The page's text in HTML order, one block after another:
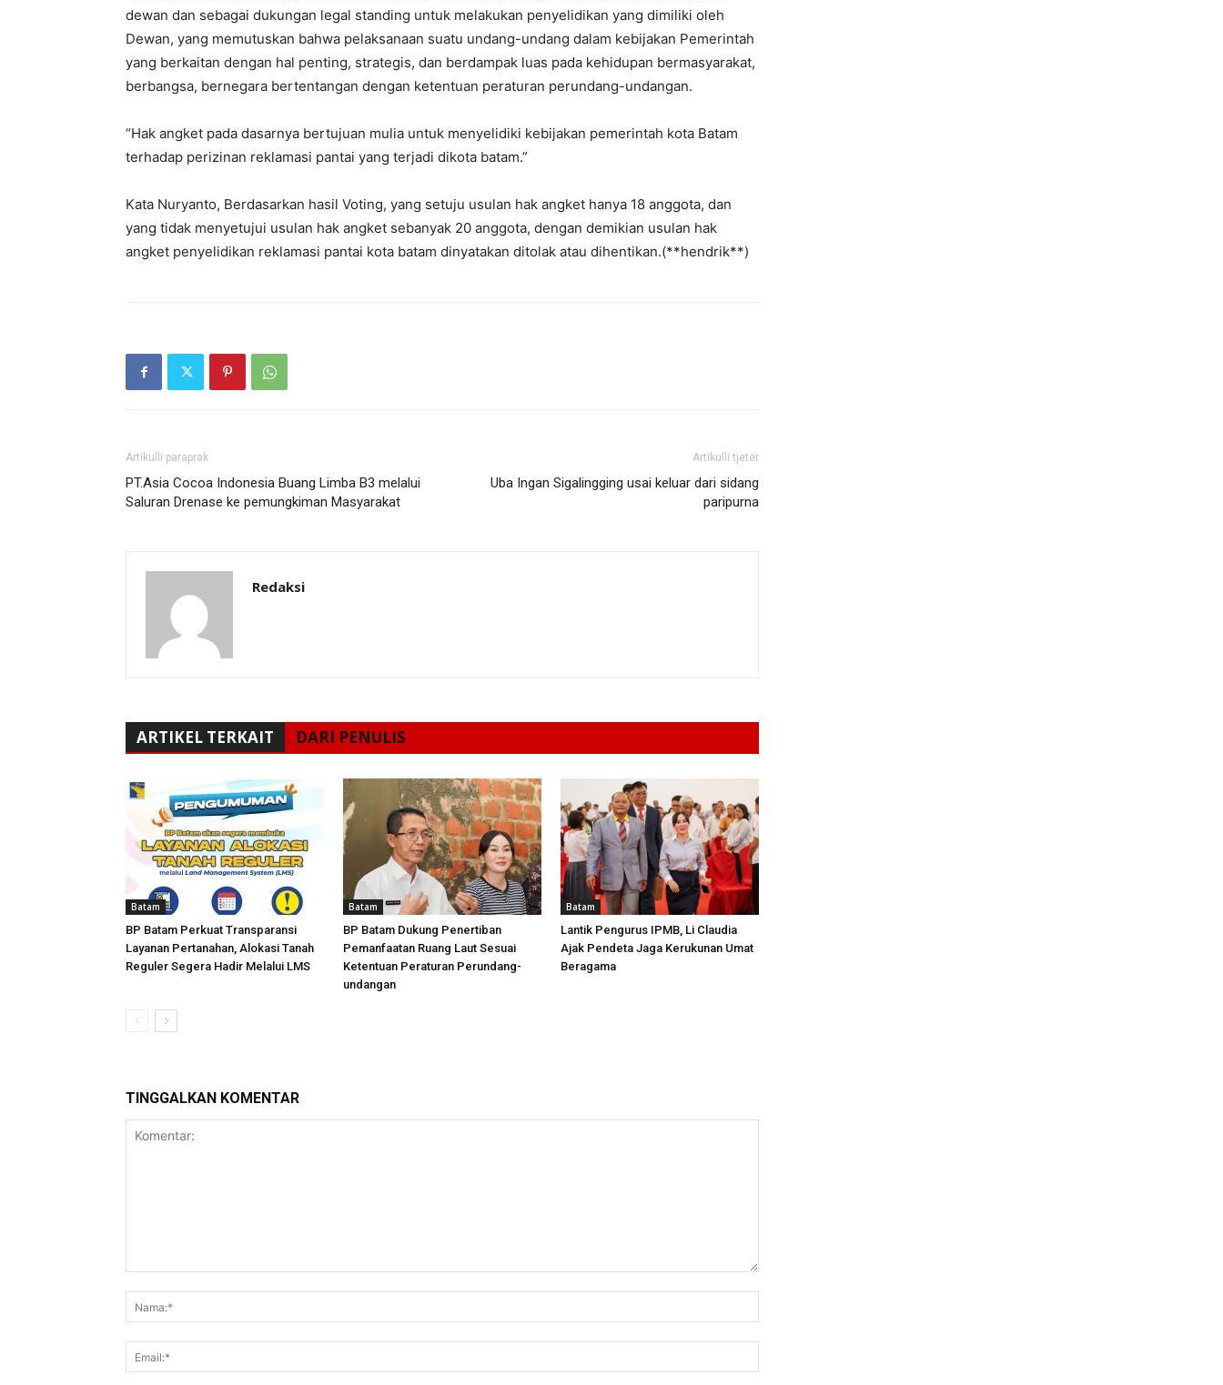
dewan dan sebagai dukungan legal standing untuk melakukan penyelidikan yang dimiliki oleh
Dewan, yang memutuskan bahwa pelaksanaan suatu undang-undang dalam kebijakan Pemerintah
yang berkaitan dengan hal penting, strategis, dan berdampak luas pada kehidupan bermasyarakat,
berbangsa, bernegara bertentangan dengan ketentuan peraturan perundang-undangan.
“Hak angket pada dasarnya bertujuan mulia untuk menyelidiki kebijakan pemerintah kota Batam
terhadap perizinan reklamasi pantai yang terjadi dikota batam.”
Kata Nuryanto, Berdasarkan hasil Voting, yang setuju usulan hak angket hanya 18 anggota, dan
yang tidak menyetujui usulan hak angket sebanyak 20 anggota, dengan demikian usulan hak
angket penyelidikan reklamasi pantai kota batam dinyatakan ditolak atau dihentikan.(**hendrik**)
Artikulli paraprak
PT.Asia Cocoa Indonesia Buang Limba B3 melalui
Saluran Drenase ke pemungkiman Masyarakat
Artikulli tjetër
Uba Ingan Sigalingging usai keluar dari sidang
paripurna
Redaksi
ARTIKEL TERKAIT DARI PENULIS
Batam
BP Batam Perkuat Transparansi
Layanan Pertanahan, Alokasi Tanah
Reguler Segera Hadir Melalui LMS
Batam
BP Batam Dukung Penertiban
Pemanfaatan Ruang Laut Sesuai
Ketentuan Peraturan Perundang-
undangan
Batam
Lantik Pengurus IPMB, Li Claudia
Ajak Pendeta Jaga Kerukunan Umat
Beragama
TINGGALKAN KOMENTAR